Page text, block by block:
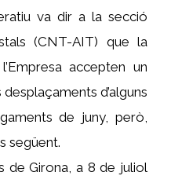
va dir a la secció
(CNT-AIT) que la
accepten un
d’alguns
de juny, però,
següent.
de Girona, a 8 de juliol